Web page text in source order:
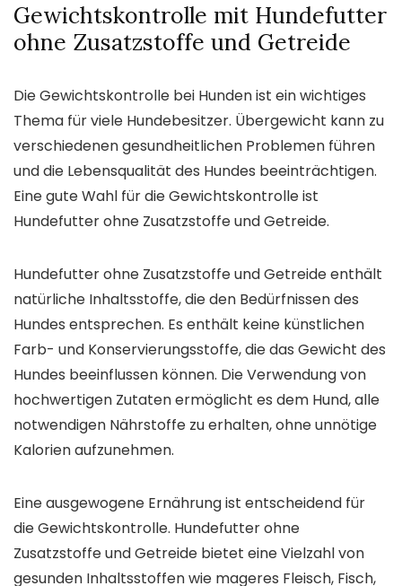
Gewichtskontrolle mit Hundefutter
ohne Zusatzstoffe und Getreide
Die Gewichtskontrolle bei Hunden ist ein wichtiges
Thema für viele Hundebesitzer. Übergewicht kann zu
verschiedenen gesundheitlichen Problemen führen
und die Lebensqualität des Hundes beeinträchtigen.
Eine gute Wahl für die Gewichtskontrolle ist
Hundefutter ohne Zusatzstoffe und Getreide.
Hundefutter ohne Zusatzstoffe und Getreide enthält
natürliche Inhaltsstoffe, die den Bedürfnissen des
Hundes entsprechen. Es enthält keine künstlichen
Farb- und Konservierungsstoffe, die das Gewicht des
Hundes beeinflussen können. Die Verwendung von
hochwertigen Zutaten ermöglicht es dem Hund, alle
notwendigen Nährstoffe zu erhalten, ohne unnötige
Kalorien aufzunehmen.
Eine ausgewogene Ernährung ist entscheidend für
die Gewichtskontrolle. Hundefutter ohne
Zusatzstoffe und Getreide bietet eine Vielzahl von
gesunden Inhaltsstoffen wie mageres Fleisch, Fisch,